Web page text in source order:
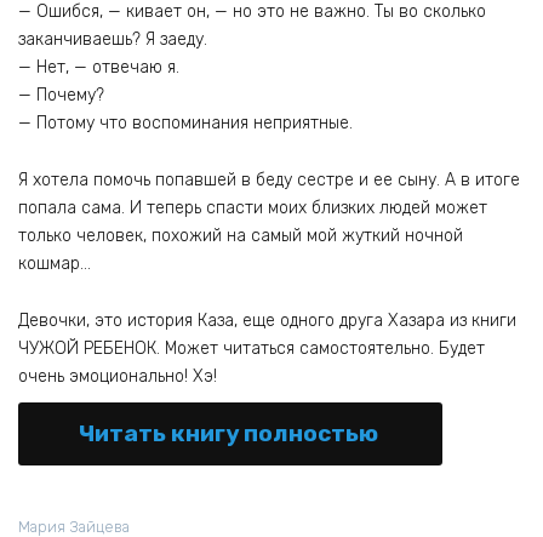
— Ошибся, — кивает он, — но это не важно. Ты во сколько
заканчиваешь? Я заеду.
— Нет, — отвечаю я.
— Почему?
— Потому что воспоминания неприятные.
Я хотела помочь попавшей в беду сестре и ее сыну. А в итоге
попала сама. И теперь спасти моих близких людей может
только человек, похожий на самый мой жуткий ночной
кошмар…
Девочки, это история Каза, еще одного друга Хазара из книги
ЧУЖОЙ РЕБЕНОК. Может читаться самостоятельно. Будет
очень эмоционально! Хэ!
Читать книгу полностью
Мария Зайцева